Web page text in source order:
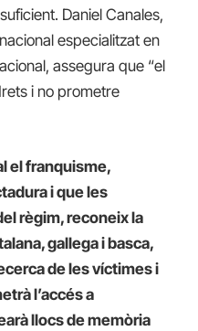
Daniel Canales,
especialitzat en
assegura que “el
i no prometre
el franquisme,
i que les
règim, reconeix la
gallega i basca,
de les víctimes i
l’accés a
llocs de memòria